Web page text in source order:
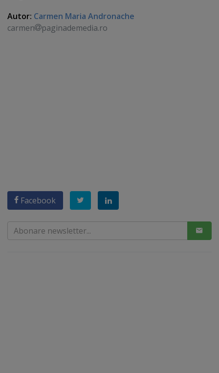
Autor: Carmen Maria Andronache
carmen
paginademedia.ro
Facebook